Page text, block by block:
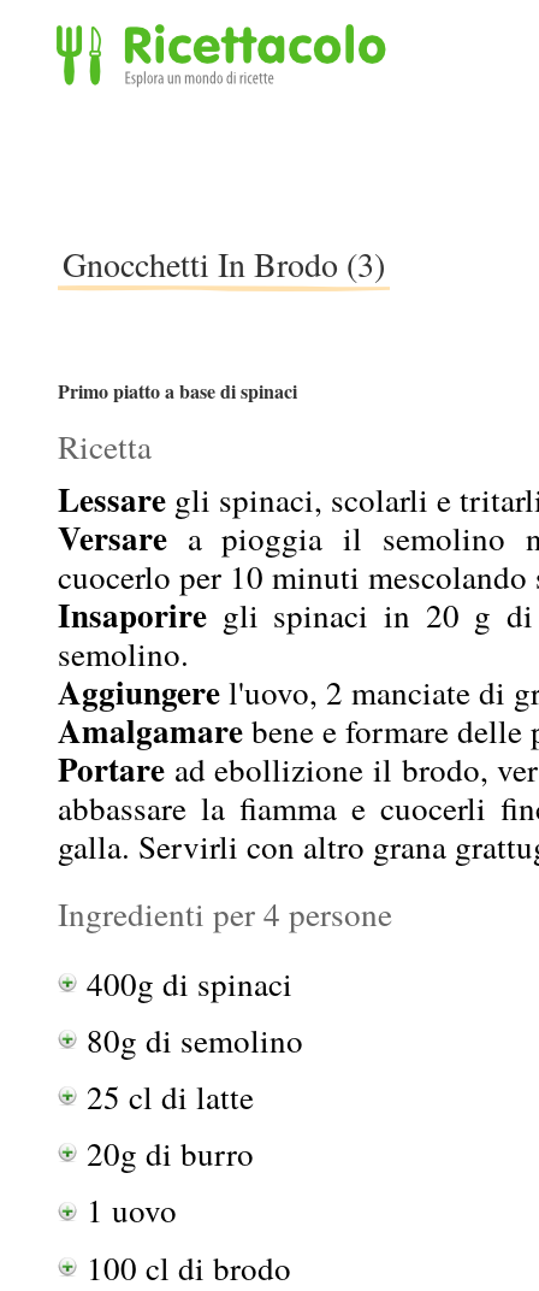
Gnocchetti In Brodo (3)
Primo piatto a base di spinaci
Ricetta
Lessare gli spinaci, scolarli e
Versare a pioggia il semolino
cuocerlo per 10 minuti mescolando
Insaporire gli spinaci in 20 g
semolino.
Aggiungerel'uovo, 2 manciate di
Amalgamarebene e formare delle
Portare ad ebollizione il brodo,
abbassare la fiamma e cuocerli
galla. Servirli con altro grana
Ingredienti per 4 persone
400g di spinaci
80g di semolino
25 cl di latte
20g di burro
1 uovo
100 cl di brodo